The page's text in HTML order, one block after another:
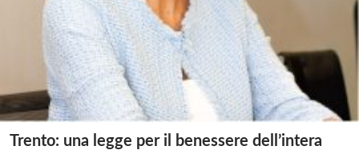
Trento: una legge per il benessere dell’intera